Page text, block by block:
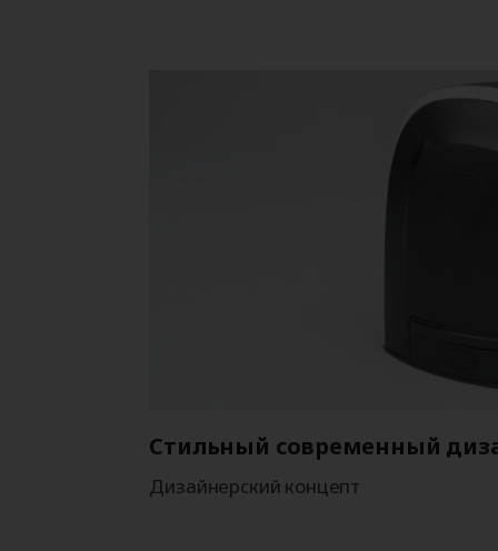
Стильный современный
Дизайнерский концепт